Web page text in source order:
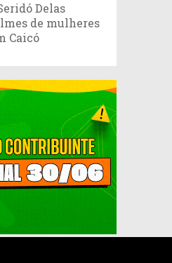
Delas
de mulheres
Caicó